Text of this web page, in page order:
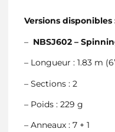
Versions disponibles
– NBSJ602 –
– Longueur : 1.83 m
– Sections : 2
– Poids : 229 g
– Anneaux : 7 + 1